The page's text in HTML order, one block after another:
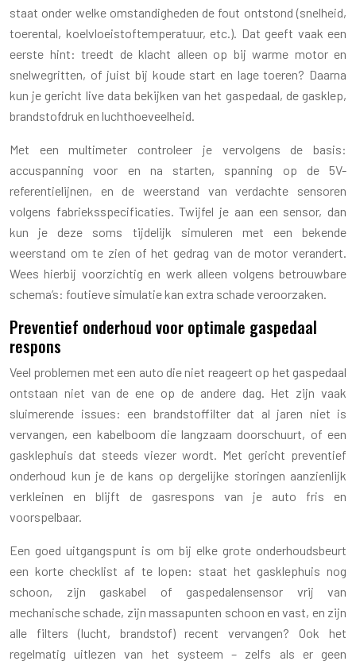
staat onder welke omstandigheden de fout ontstond (snelheid,
toerental, koelvloeistoftemperatuur, etc.). Dat geeft vaak een
eerste hint: treedt de klacht alleen op bij warme motor en
snelwegritten, of juist bij koude start en lage toeren? Daarna
kun je gericht live data bekijken van het gaspedaal, de gasklep,
brandstofdruk en luchthoeveelheid.
Met een multimeter controleer je vervolgens de basis:
accuspanning voor en na starten, spanning op de 5V-
referentielijnen, en de weerstand van verdachte sensoren
volgens fabrieksspecificaties. Twijfel je aan een sensor, dan
kun je deze soms tijdelijk simuleren met een bekende
weerstand om te zien of het gedrag van de motor verandert.
Wees hierbij voorzichtig en werk alleen volgens betrouwbare
schema’s: foutieve simulatie kan extra schade veroorzaken.
Preventief onderhoud voor optimale gaspedaal
respons
Veel problemen met een auto die niet reageert op het gaspedaal
ontstaan niet van de ene op de andere dag. Het zijn vaak
sluimerende issues: een brandstoffilter dat al jaren niet is
vervangen, een kabelboom die langzaam doorschuurt, of een
gasklephuis dat steeds viezer wordt. Met gericht preventief
onderhoud kun je de kans op dergelijke storingen aanzienlijk
verkleinen en blijft de gasrespons van je auto fris en
voorspelbaar.
Een goed uitgangspunt is om bij elke grote onderhoudsbeurt
een korte checklist af te lopen: staat het gasklephuis nog
schoon, zijn gaskabel of gaspedalensensor vrij van
mechanische schade, zijn massapunten schoon en vast, en zijn
alle filters (lucht, brandstof) recent vervangen? Ook het
regelmatig uitlezen van het systeem – zelfs als er geen